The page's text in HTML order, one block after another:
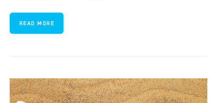
READ MORE